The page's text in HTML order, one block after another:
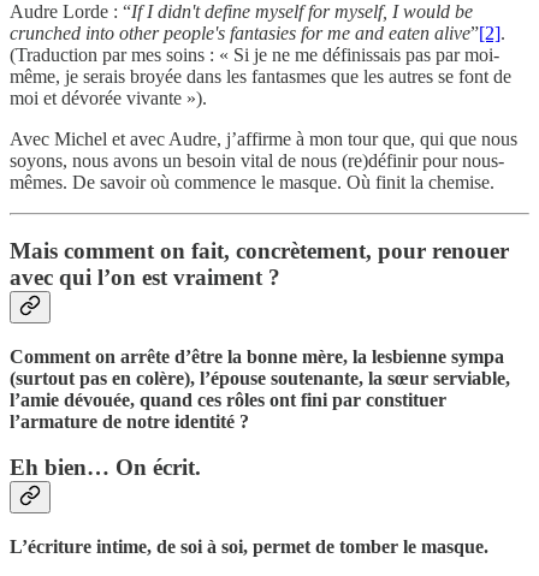
Audre Lorde : “If I didn't define myself for myself, I would be
crunched into other people's fantasies for me and eaten alive”[2].
(Traduction par mes soins : « Si je ne me définissais pas par moi-
même, je serais broyée dans les fantasmes que les autres se font de
moi et dévorée vivante »).
Avec Michel et avec Audre, j’affirme à mon tour que, qui que nous
soyons, nous avons un besoin vital de nous (re)définir pour nous-
mêmes. De savoir où commence le masque. Où finit la chemise.
Mais comment on fait, concrètement, pour renouer
avec qui l’on est vraiment ?
Comment on arrête d’être la bonne mère, la lesbienne sympa
(surtout pas en colère), l’épouse soutenante, la sœur serviable,
l’amie dévouée, quand ces rôles ont fini par constituer
l’armature de notre identité ?
Eh bien… On écrit.
L’écriture intime, de soi à soi, permet de tomber le masque.